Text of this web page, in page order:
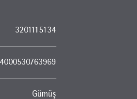
3201115134
4000530763969
Gümüş